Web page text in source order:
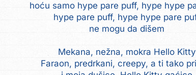
hoću samo hype pare puff, hype hype
hype pare puff, hype hype pare
ne mogu da dišem
Mekana, nežna, mokra Hello Kitty
Faraon, predrkani, creepy, a ti tako